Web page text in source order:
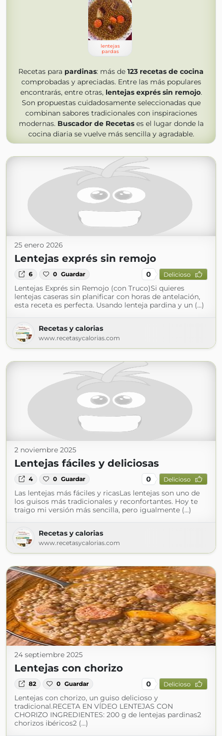
lentejas
pardas
Recetas para pardinas: más de 123 recetas de cocina
comprobadas y apreciadas. Entre las más populares
encontrarás, entre otras, lentejas exprés sin remojo.
Son propuestas cuidadosamente seleccionadas que
combinan sabores tradicionales con inspiraciones
modernas. Buscador de Recetases el lugar donde la
cocina diaria se vuelve más sencilla y agradable.
25 enero 2026
Lentejas exprés sin remojo
6 0 Guardar 0 Delicioso
Lentejas Exprés sin Remojo (con Truco)Si quieres
lentejas caseras sin planificar con horas de antelación,
esta receta es perfecta. Usando lenteja pardina y un (...)
Recetas y calorias
www.recetasycalorias.com
2 noviembre 2025
Lentejas fáciles y deliciosas
4 0 Guardar 0 Delicioso
Las lentejas más fáciles y ricasLas lentejas son uno de
los guisos más tradicionales y reconfortantes. Hoy te
traigo mi versión más sencilla, pero igualmente (...)
Recetas y calorias
www.recetasycalorias.com
24 septiembre 2025
Lentejas con chorizo
82 0 Guardar 0 Delicioso
Lentejas con chorizo, un guiso delicioso y
tradicional.RECETA EN VÍDEO LENTEJAS CON
CHORIZO INGREDIENTES: 200 g de lentejas pardinas2
chorizos ibéricos2 (...)